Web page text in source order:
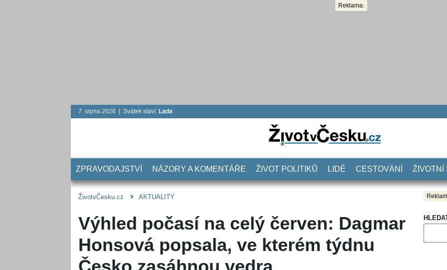
Reklama:
7. srpna 2026 | Svátek slaví: Lada
ZPRAVODAJSTVÍ NÁZORY A KOMENTÁŘE ŽIVOT POLITIKŮ LIDÉ CESTOVÁNÍ ŽIVOTNÍ
ŽivotvČesku.cz AKTUALITY
Výhled počasí na celý červen: Dagmar
Honsová popsala, ve kterém týdnu